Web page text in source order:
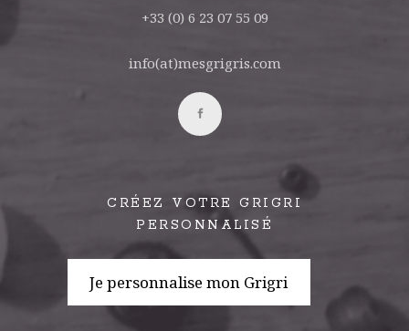
+33 (0) 6 23 07 55 09
info(at)mesgrigris.com
CRÉEZ VOTRE GRIGRI
PERSONNALISÉ
Je personnalise mon Grigri